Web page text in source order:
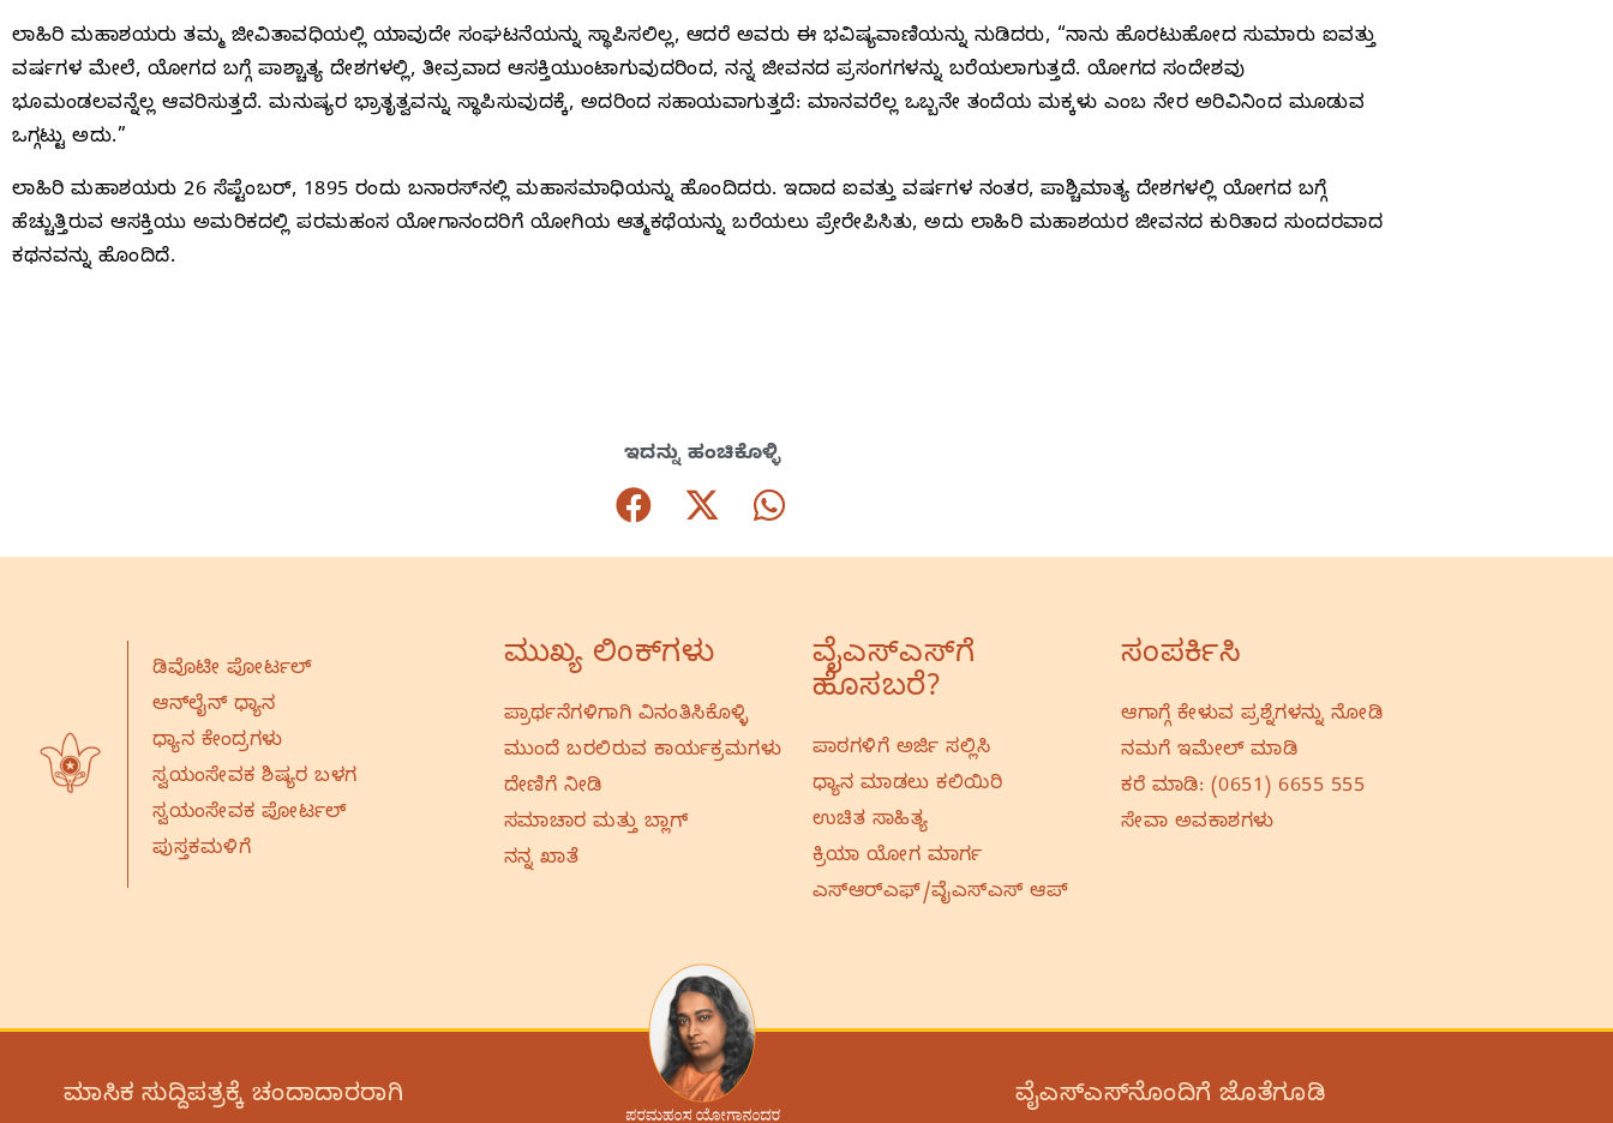
ಲಾಹಿರಿ ಮಹಾಶಯರು ತಮ್ಮ ಜೀವಿತಾವಧಿಯಲ್ಲಿ ಯಾವುದೇ ಸಂಘಟನೆಯನ್ನು ಸ್ಥಾಪಿಸಲಿಲ್ಲ, ಆದರೆ ಅವರು ಈ ಭವಿಷ್ಯವಾಣಿಯನ್ನು ನುಡಿದರು, “ನಾನು ಹೊರಟುಹೋದ ಸುಮಾರು ಐವತ್ತು
ವರ್ಷಗಳ ಮೇಲೆ, ಯೋಗದ ಬಗ್ಗೆ ಪಾಶ್ಚಾತ್ಯ ದೇಶಗಳಲ್ಲಿ, ತೀವ್ರವಾದ ಆಸಕ್ತಿಯುಂಟಾಗುವುದರಿಂದ, ನನ್ನ ಜೀವನದ ಪ್ರಸಂಗಗಳನ್ನು ಬರೆಯಲಾಗುತ್ತದೆ. ಯೋಗದ ಸಂದೇಶವು
ಭೂಮಂಡಲವನ್ನೆಲ್ಲ ಆವರಿಸುತ್ತದೆ. ಮನುಷ್ಯರ ಭ್ರಾತೃತ್ವವನ್ನು ಸ್ಥಾಪಿಸುವುದಕ್ಕೆ, ಅದರಿಂದ ಸಹಾಯವಾಗುತ್ತದೆ: ಮಾನವರೆಲ್ಲ ಒಬ್ಬನೇ ತಂದೆಯ ಮಕ್ಕಳು ಎಂಬ ನೇರ ಅರಿವಿನಿಂದ ಮೂಡುವ
ಒಗ್ಗಟ್ಟು ಅದು.”
ಲಾಹಿರಿ ಮಹಾಶಯರು 26 ಸೆಪ್ಟೆಂಬರ್, 1895 ರಂದು ಬನಾರಸ್‌ನಲ್ಲಿ ಮಹಾಸಮಾಧಿಯನ್ನು ಹೊಂದಿದರು. ಇದಾದ ಐವತ್ತು ವರ್ಷಗಳ ನಂತರ, ಪಾಶ್ಚಿಮಾತ್ಯ ದೇಶಗಳಲ್ಲಿ ಯೋಗದ ಬಗ್ಗೆ
ಹೆಚ್ಚುತ್ತಿರುವ ಆಸಕ್ತಿಯು ಅಮರಿಕದಲ್ಲಿ ಪರಮಹಂಸ ಯೋಗಾನಂದರಿಗೆ ಯೋಗಿಯ ಆತ್ಮಕಥೆಯನ್ನು ಬರೆಯಲು ಪ್ರೇರೇಪಿಸಿತು, ಅದು ಲಾಹಿರಿ ಮಹಾಶಯರ ಜೀವನದ ಕುರಿತಾದ ಸುಂದರವಾದ
ಕಥನವನ್ನು ಹೊಂದಿದೆ.
ಇದನ್ನು ಹಂಚಿಕೊಳ್ಳಿ
ಡಿವೊಟೀ ಪೋರ್ಟಲ್
ಆನ್‌ಲೈನ್‌ ಧ್ಯಾನ
ಧ್ಯಾನ ಕೇಂದ್ರಗಳು
ಸ್ವಯಂಸೇವಕ ಶಿಷ್ಯರ ಬಳಗ
ಸ್ವಯಂಸೇವಕ ಪೋರ್ಟಲ್
ಪುಸ್ತಕಮಳಿಗೆ
ಮುಖ್ಯ ಲಿಂಕ್‌ಗಳು
ಪ್ರಾರ್ಥನೆಗಳಿಗಾಗಿ ವಿನಂತಿಸಿಕೊಳ್ಳಿ
ಮುಂದೆ ಬರಲಿರುವ ಕಾರ್ಯಕ್ರಮಗಳು
ದೇಣಿಗೆ ನೀಡಿ
ಸಮಾಚಾರ ಮತ್ತು ಬ್ಲಾಗ್
ನನ್ನ ಖಾತೆ
ವೈಎಸ್‌ಎಸ್‌ಗೆ
ಹೊಸಬರೆ?
ಪಾಠಗಳಿಗೆ ಅರ್ಜಿ ಸಲ್ಲಿಸಿ
ಧ್ಯಾನ ಮಾಡಲು ಕಲಿಯಿರಿ
ಉಚಿತ ಸಾಹಿತ್ಯ
ಕ್ರಿಯಾ ಯೋಗ ಮಾರ್ಗ
ಎಸ್‌ಆರ್‌ಎಫ್‌/ವೈಎಸ್‌ಎಸ್‌ ಆಪ್
ಸಂಪರ್ಕಿಸಿ
ಆಗಾಗ್ಗೆ ಕೇಳುವ ಪ್ರಶ್ನೆಗಳನ್ನು ನೋಡಿ
ನಮಗೆ ಇಮೇಲ್‌ ಮಾಡಿ
ಕರೆ ಮಾಡಿ: (0651) 6655 555
ಸೇವಾ ಅವಕಾಶಗಳು
ಮಾಸಿಕ ಸುದ್ದಿಪತ್ರಕ್ಕೆ ಚಂದಾದಾರರಾಗಿ ವೈಎಸ್‌ಎಸ್‌ನೊಂದಿಗೆ ಜೊತೆಗೂಡಿ